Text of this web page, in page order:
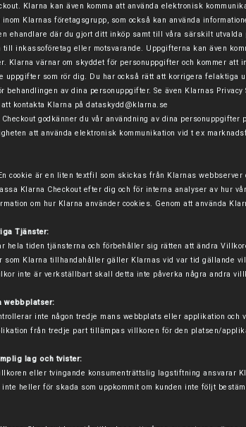
Klarna kan även komma att använda elektronisk
Klarnas företagsgrupp, som också kan använda
ehandlare där du gjort ditt inköp samt till våra särskilt
inkassoföretag eller motsvarande. Uppgifterna kan även
Klarna värnar om skyddet för personuppgifter och kommer
uppgifter som rör dig. Du har också rätt att korrigera felaktiga
behandlingen av dina personuppgifter. Se även Klarnas Privacy
kontakta Klarna på dataskydd@klarna.se
Checkout godkänner du vår användning av dina
att använda elektronisk kommunikation vid t ex
cookie är en liten textfil som skickas från Klarnas
Klarna Checkout efter dig och för interna analyser av hur
om hur Klarna använder cookies. Genom att använda
Tjänster:
hela tiden tjänsterna och förbehåller sig rätten att ändra
som Klarna tillhandahåller gäller Klarnas vid var tid
inte är verkställbart skall detta inte påverka några andra
webbplatser:
inte någon tredje mans webbplats eller applikation
från tredje part tillämpas villkoren för den platsen/
lag och tvister:
eller tvingande konsumenträttslig lagstiftning
heller för skada som uppkommit om kunden inte följt